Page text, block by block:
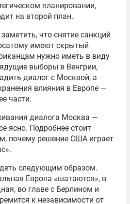
планировании,
на второй план.
что снятие санкций
имеют скрытый
нужно иметь в виду
выборы в Венгрии,
диалог с Москвой, а
влияния в Европе —
части.
диалога Москва —
ясно. Подробнее стоит
почему решение США играет
следующим образом.
Европа «шатаются», в
во главе с Берлином и
к независимости от